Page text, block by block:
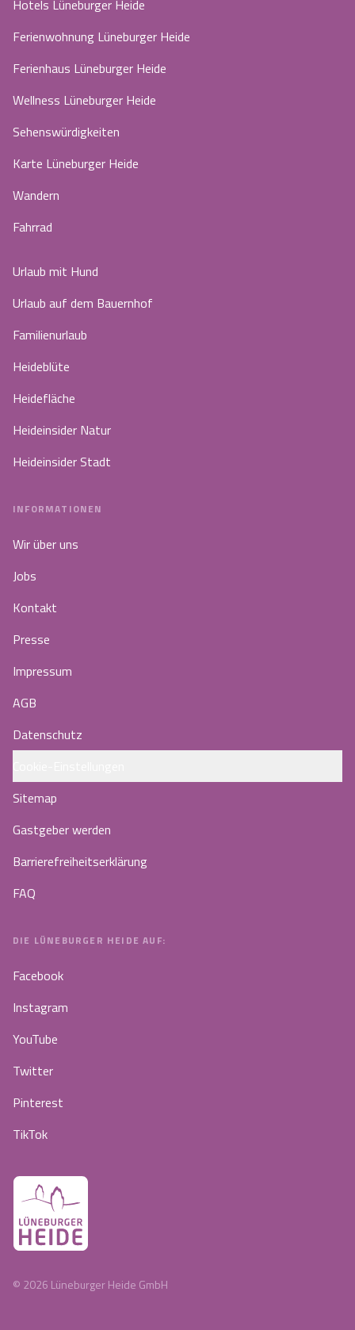
Hotels Lüneburger Heide
Ferienwohnung Lüneburger Heide
Ferienhaus Lüneburger Heide
Wellness Lüneburger Heide
Sehenswürdigkeiten
Karte Lüneburger Heide
Wandern
Fahrrad
Urlaub mit Hund
Urlaub auf dem Bauernhof
Familienurlaub
Heideblüte
Heidefläche
Heideinsider Natur
Heideinsider Stadt
INFORMATIONEN
Wir über uns
Jobs
Kontakt
Presse
Impressum
AGB
Datenschutz
Sitemap
Gastgeber werden
Barrierefreiheitserklärung
FAQ
DIE LÜNEBURGER HEIDE AUF:
Facebook
Instagram
YouTube
Twitter
Pinterest
TikTok
© 2026 Lüneburger Heide GmbH